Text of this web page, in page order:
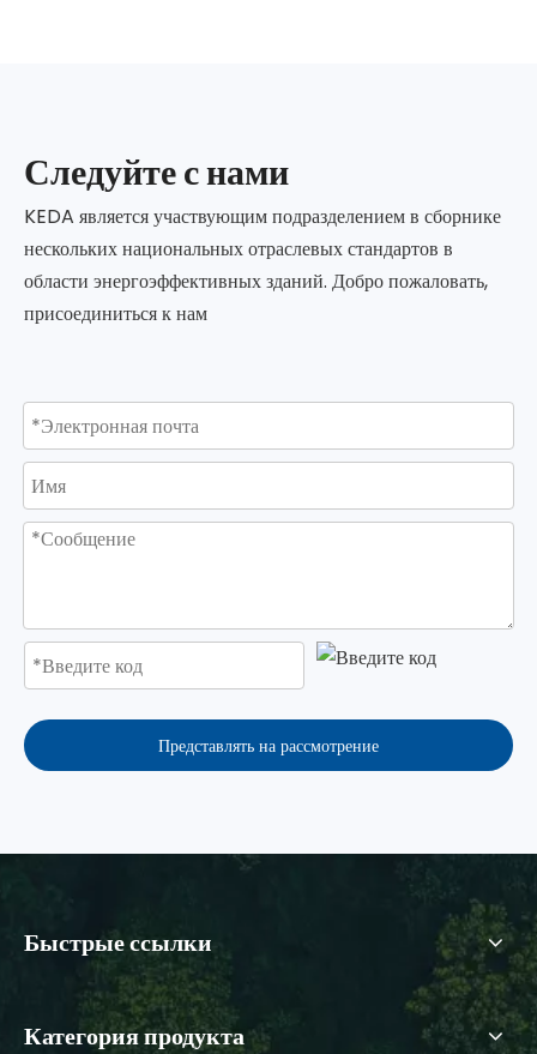
Следуйте с нами
KEDA является участвующим подразделением в сборнике
нескольких национальных отраслевых стандартов в
области энергоэффективных зданий. Добро пожаловать,
присоединиться к нам
Представлять на рассмотрение
Быстрые ссылки
Категория продукта